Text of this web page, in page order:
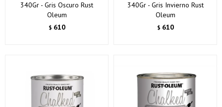
340Gr - Gris Oscuro Rust
Oleum
$ 610
340Gr - Gris Invierno Rust
Oleum
$ 610